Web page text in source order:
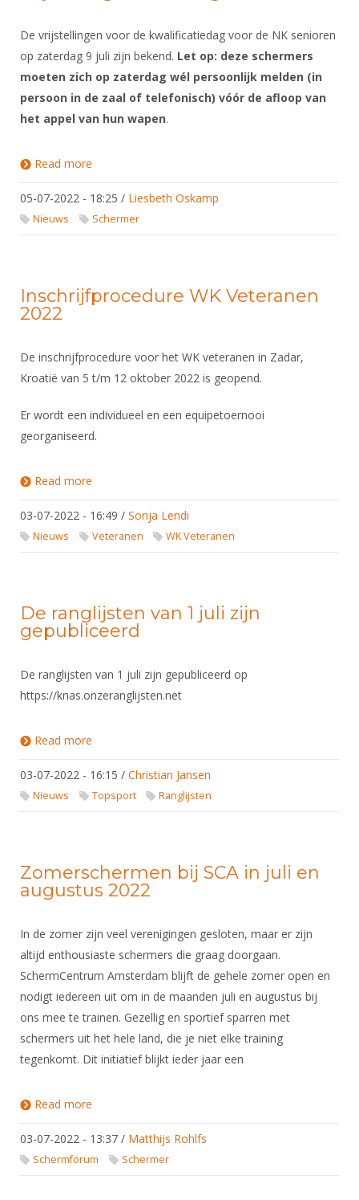
De vrijstellingen voor de kwalificatiedag voor de NK senioren
op zaterdag 9 juli zijn bekend. Let op: deze schermers
moeten zich op zaterdag wél persoonlijk melden (in
persoon in de zaal of telefonisch) vóór de afloop van
het appel van hun wapen.
Read more
05-07-2022 - 18:25 / Liesbeth Oskamp
Nieuws Schermer
Inschrijfprocedure WK Veteranen
2022
De inschrijfprocedure voor het WK veteranen in Zadar,
Kroatië van 5 t/m 12 oktober 2022 is geopend.
Er wordt een individueel en een equipetoernooi
georganiseerd.
Read more
03-07-2022 - 16:49 / Sonja Lendi
Nieuws Veteranen WK Veteranen
De ranglijsten van 1 juli zijn
gepubliceerd
De ranglijsten van 1 juli zijn gepubliceerd op
https://knas.onzeranglijsten.net
Read more
03-07-2022 - 16:15 / Christian Jansen
Nieuws Topsport Ranglijsten
Zomerschermen bij SCA in juli en
augustus 2022
In de zomer zijn veel verenigingen gesloten, maar er zijn
altijd enthousiaste schermers die graag doorgaan.
SchermCentrum Amsterdam blijft de gehele zomer open en
nodigt iedereen uit om in de maanden juli en augustus bij
ons mee te trainen. Gezellig en sportief sparren met
schermers uit het hele land, die je niet elke training
tegenkomt. Dit initiatief blijkt ieder jaar een
Read more
03-07-2022 - 13:37 / Matthijs Rohlfs
Schermforum Schermer